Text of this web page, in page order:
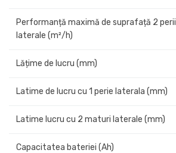
Performanță maximă de suprafață 2 perii
laterale (m²/h)
Lățime de lucru (mm)
Latime de lucru cu 1 perie laterala (mm)
Latime lucru cu 2 maturi laterale (mm)
Capacitatea bateriei (Ah)